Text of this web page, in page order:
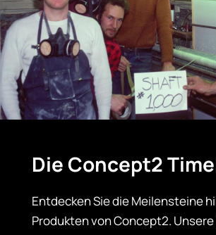
Die Concept2
Entdecken Sie die Meilensteine
Produkten von Concept2.